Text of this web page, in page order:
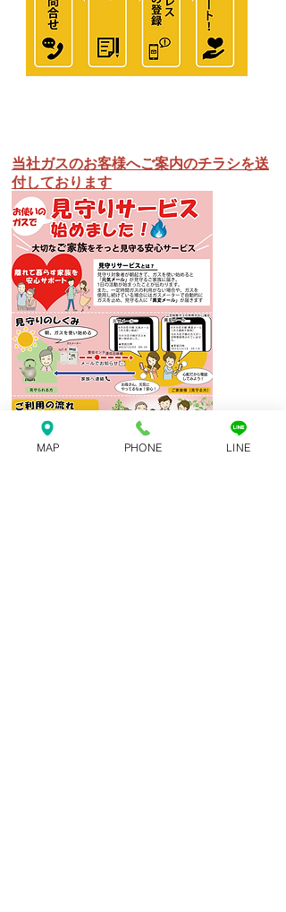
当社ガスのお客様へご案内のチラシを送
付しております
MAP PHONE LINE